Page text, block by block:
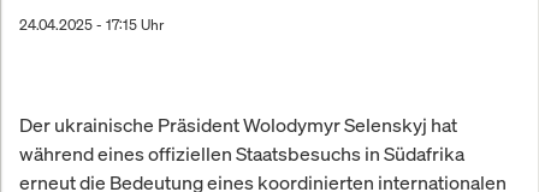
24.04.2025 - 17:15 Uhr
Der ukrainische Präsident Wolodymyr Selenskyj hat
während eines offiziellen Staatsbesuchs in Südafrika
erneut die Bedeutung eines koordinierten internationalen